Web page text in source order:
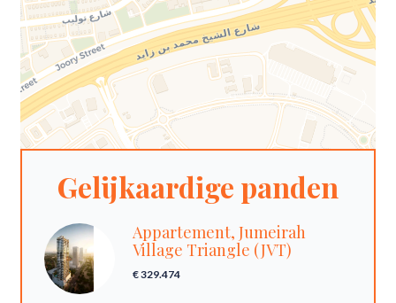
Gelijkaardige panden
Appartement, Jumeirah
Village Triangle (JVT)
€ 329.474